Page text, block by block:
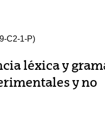
C2-1-P)
léxica y
y no